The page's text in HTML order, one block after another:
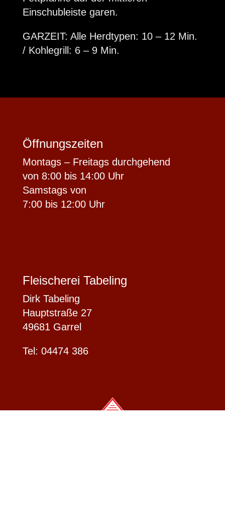
Einschubleiste garen.
GARZEIT: Alle Herdtypen: 10 – 12 Min.
/ Kohlegrill: 6 – 9 Min.
Öffnungszeiten
Montags – Freitags durchgehend
von 8:00 bis 14:00 Uhr
Samstags von
7:00 bis 12:00 Uhr
Fleischerei Tabeling
Dirk Tabeling
Hauptstraße 27
49681 Garrel
Tel: 04474 386